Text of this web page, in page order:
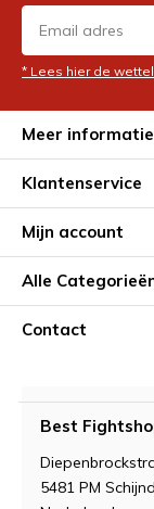
* Lees hier de
Meer informatie
Klantenservice
Mijn account
Alle
Contact
Best
5481 PM